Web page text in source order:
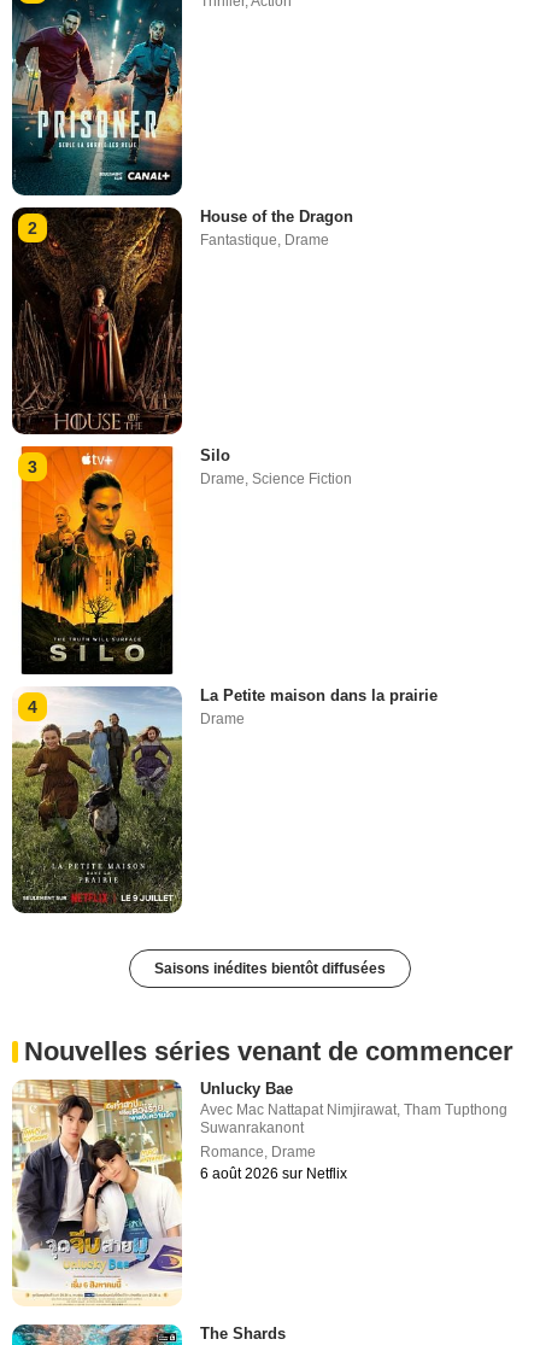
2
House of the Dragon
Fantastique, Drame
3
Silo
Drame,Science Fiction
4
La Petite maison dans la prairie
Drame
Saisons inédites bientôt diffusées
Nouvelles séries venant de commencer
Unlucky Bae
Avec Mac Nattapat Nimjirawat,Tham Tupthong
Suwanrakanont
Romance, Drame
6 août 2026 sur Netflix
The Shards